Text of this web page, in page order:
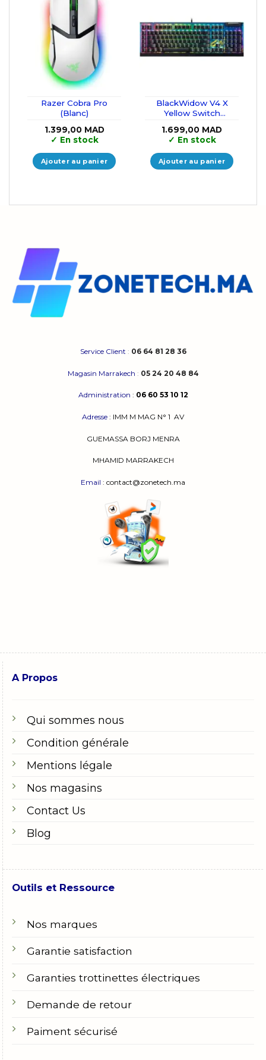
Razer Cobra Pro
(Blanc)
1.399,00 MAD
✓ En stock
Ajouter au panier
BlackWidow V4 X
Yellow Switch
1.699,00 MAD
✓ En stock
Ajouter au panier
Service Client : 06 64 81 28 36
Magasin Marrakech : 05 24 20 48 84
Administration : 06 60 53 10 12
Adresse : IMM M MAG N° 1 AV
GUEMASSA BORJ MENRA
MHAMID MARRAKECH
Email : contact@zonetech.ma
A Propos
Qui sommes nous
Condition générale
Mentions légale
Nos magasins
Contact Us
Blog
Outils et Ressource
Nos marques
Garantie satisfaction
Garanties trottinettes électriques
Demande de retour
Paiment sécurisé